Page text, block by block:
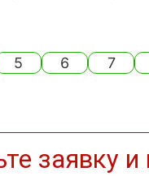
5 6 7
заявку и